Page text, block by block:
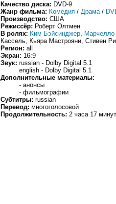
Качество диска: DVD-9
Жанр фильма: Комедия / Драма/
Производство: США
Режиссёр: Роберт Олтмен
В ролях: Ким Бэйсинджер, Марчелло
Кассель, Кьяра Мастрояни, Стивен
Регион: all
Экран: 16:9
Звук: russian - Dolby Digital 5.1
english - Dolby Digital 5.1
Дополнительные материалы:
- анонсы
- фильмографии
Субтитры: russian
Перевод: многоголосовой
Продолжительность: 2 часа 17 минут